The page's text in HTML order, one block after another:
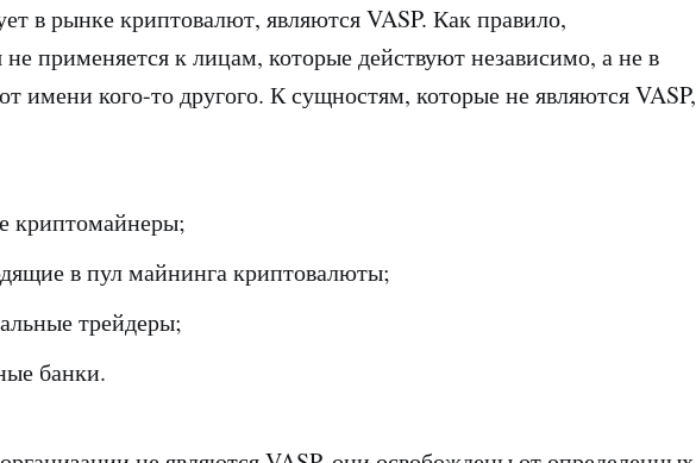
в рынке криптовалют, являются VASP. Как правило,
применяется к лицам, которые действуют независимо, а не в
имени кого-то другого. К сущностям, которые не являются VASP,
криптомайнеры;
в пул майнинга криптовалюты;
трейдеры;
банки.